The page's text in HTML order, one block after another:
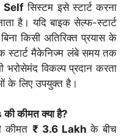
Self सिस्टम इसे स्टार्ट करना
है। यदि बाइक सेल्फ-स्टार्ट
किसी अतिरिक्त प्रयास के
स्टार्ट मैकेनिज्म लंबे समय तक
भरोसेमंद विकल्प प्रदान करता
के लिए उपयुक्त है।
कीमत क्या है?
कीमत ₹ 3.6 Lakhके बीच